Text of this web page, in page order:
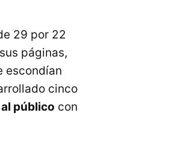
29 por 22
páginas,
escondían
cinco
público con